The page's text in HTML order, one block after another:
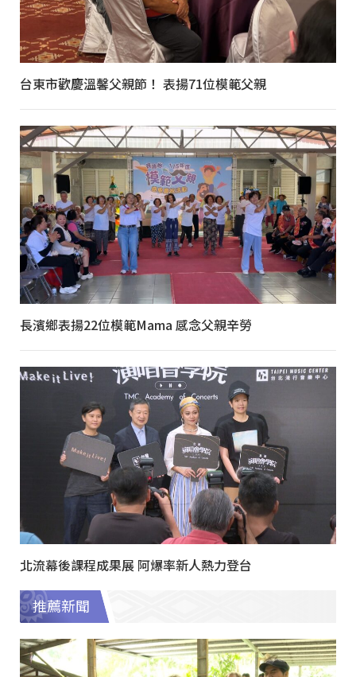
台東市歡慶溫馨父親節！ 表揚71位模範父親
長濱鄉表揚22位模範Mama 感念父親辛勞
北流幕後課程成果展 阿爆率新人熱力登台
推薦新聞